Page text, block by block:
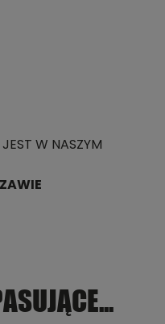
W NASZYM